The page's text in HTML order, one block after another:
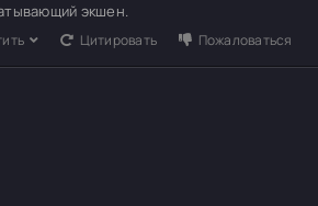
экшен.
Цитировать Пожаловаться